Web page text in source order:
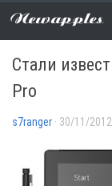
Newapples
НОВОСТИ
Стали
Pro
s7ranger · 30/11/2012